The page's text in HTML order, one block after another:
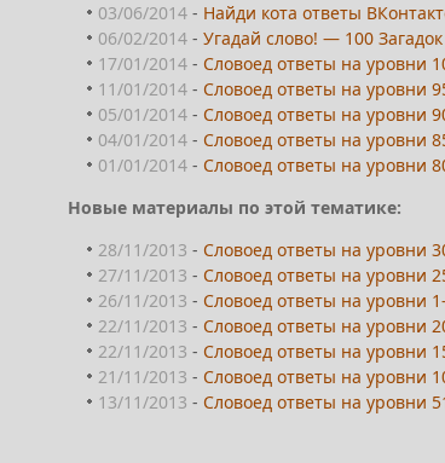
03/06/2014 - Найди кота ответы
06/02/2014 -Угадай слово! — 100
17/01/2014 - Словоед ответы на уровни
11/01/2014 - Словоед ответы на уровни
05/01/2014 - Словоед ответы на уровни
04/01/2014 - Словоед ответы на уровни
01/01/2014 - Словоед ответы на уровни
Новые материалы по этой тематике:
28/11/2013 - Словоед ответы на уровни
27/11/2013 - Словоед ответы на уровни
26/11/2013 - Словоед ответы на уровни
22/11/2013 - Словоед ответы на уровни
22/11/2013 - Словоед ответы на уровни
21/11/2013 - Словоед ответы на уровни
13/11/2013 - Словоед ответы на уровни